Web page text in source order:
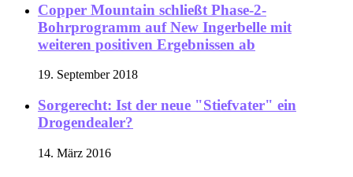
Copper Mountain schließt Phase-2-
Bohrprogramm auf New Ingerbelle mit
weiteren positiven Ergebnissen ab
19. September 2018
Sorgerecht: Ist der neue "Stiefvater" ein
Drogendealer?
14. März 2016